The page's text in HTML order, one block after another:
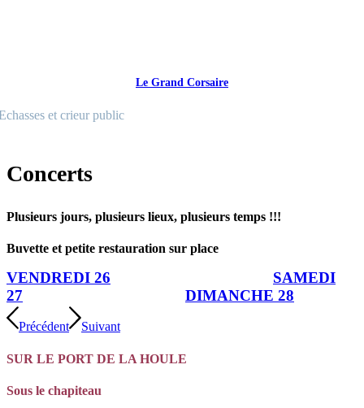
Le Grand Corsaire
et crieur public
Concerts
Plusieurs jours, plusieurs lieux, plusieurs temps !!!
Buvette et petite restauration sur place
VENDREDI 26
SAMEDI
27
DIMANCHE 28
Précédent Suivant
SUR LE PORT DE LA HOULE
Sous le chapiteau